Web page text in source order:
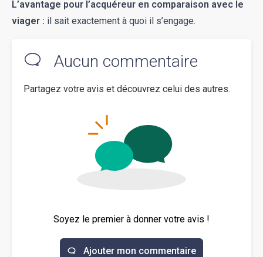
L’avantage pour l’acquéreur en comparaison avec le
viager : il sait exactement à quoi il s’engage.
Aucun commentaire
Partagez votre avis et découvrez celui des autres.
Soyez le premier à donner votre avis !
Ajouter mon commentaire